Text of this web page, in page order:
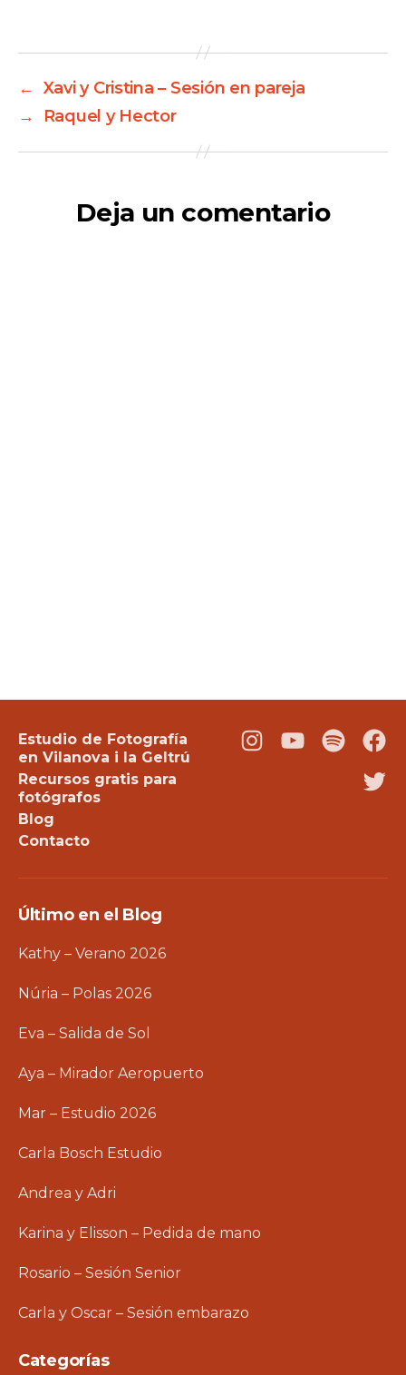
← Xavi y Cristina – Sesión en pareja
→
Raquel y Hector
Deja un comentario
Estudio de Fotografía
en Vilanova i la Geltrú
Recursos gratis para
fotógrafos
Blog
Contacto
Instagram
YoutubePodcast
Último en el Blog
Kathy – Verano 2026
Núria – Polas 2026
Eva – Salida de Sol
Aya – Mirador Aeropuerto
Mar – Estudio 2026
Carla Bosch Estudio
Andrea y Adri
Karina y Elisson – Pedida de mano
Rosario – Sesión Senior
Carla y Oscar – Sesión embarazo
Categorías